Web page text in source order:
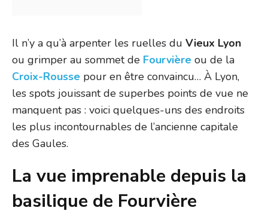
Il n’y a qu’à arpenter les ruelles du Vieux Lyon
ou grimper au sommet de Fourvière ou de la
Croix-Rousse pour en être convaincu… À Lyon,
les spots jouissant de superbes points de vue ne
manquent pas : voici quelques-uns des endroits
les plus incontournables de l’ancienne capitale
des Gaules.
La vue imprenable depuis la
basilique de Fourvière